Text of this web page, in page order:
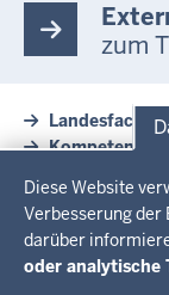
Diese Website
Verbesserung
darüber
oder analytische
zum
Unabhängige
LVR-
Missbrauch -